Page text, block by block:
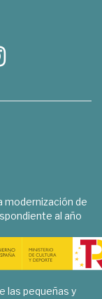
modernización de
al año
las pequeñas y